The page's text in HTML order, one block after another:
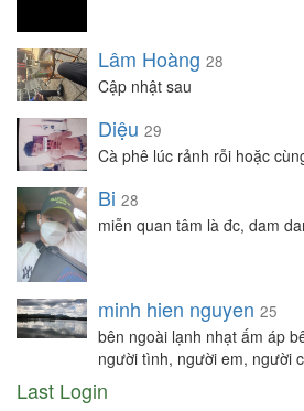
Lâm Hoàng 28
Cập nhật sau
Diệu 29
Cà phê lúc rảnh rỗi hoặc
Bi 28
miễn quan tâm là đc, dam
minh hien nguyen 25
bên ngoài lạnh nhạt ấm áp
người tình, người em, người
Last Login